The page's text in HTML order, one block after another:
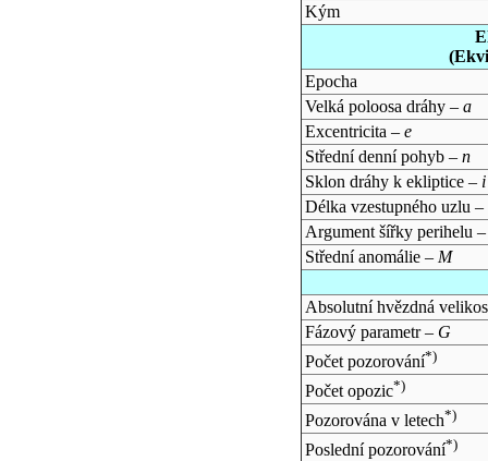
Kým
Epocha
Velká poloosa dráhy – a
Excentricita – e
Střední denní pohyb – n
Sklon dráhy k ekliptice – i
Délka vzestupného uzlu –
Argument šířky perihelu
Střední anomálie – M
Absolutní hvězdná
Fázový parametr – G
Počet pozorování*)
Počet opozic*)
Pozorována v letech*)
Poslední pozorování*)